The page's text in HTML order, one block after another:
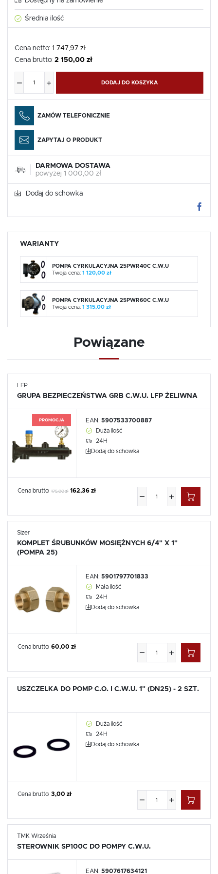
Średnia ilość
Cena netto: 1 747,97 zł
Cena brutto: 2 150,00 zł
DODAJ DO KOSZYKA
ZAMÓW TELEFONICZNIE
ZAPYTAJ O PRODUKT
DARMOWA DOSTAWA
powyżej 1 000,00 zł
Dodaj do schowka
WARIANTY
POMPA CYRKULACYJNA 25PWR40C C.W.U
Twoja cena: 1 120,00 zł
POMPA CYRKULACYJNA 25PWR60C C.W.U
Twoja cena: 1 315,00 zł
Powiązane
LFP
GRUPA BEZPIECZEŃSTWA GRB C.W.U. LFP ŻELIWNA
PROMOCJA EAN: 5907533700887
Duża ilość
24H
Dodaj do schowka
Cena brutto: 175,00 zł 162,36 zł
Sizer
KOMPLET ŚRUBUNKÓW MOSIĘŻNYCH 6/4" X 1"
(POMPA 25)
EAN: 5901797701833
Mała ilość
24H
Dodaj do schowka
Cena brutto: 60,00 zł
USZCZELKA DO POMP C.O. I C.W.U. 1" (DN25) - 2 SZT.
Duża ilość
24H
Dodaj do schowka
Cena brutto: 3,00 zł
TMK Września
STEROWNIK SP100C DO POMPY C.W.U.
EAN: 5907617634121